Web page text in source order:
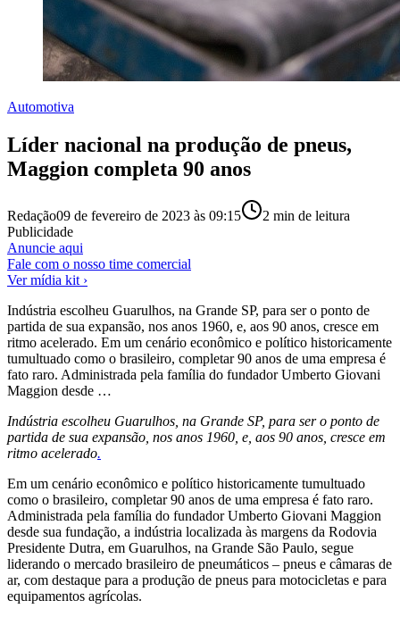
Automotiva
Líder nacional na produção de pneus,
Maggion completa 90 anos
Redação09 de fevereiro de 2023 às 09:15 2 min de leitura
Publicidade
Anuncie aqui
Fale com o nosso time comercial
Ver mídia kit ›
Indústria escolheu Guarulhos, na Grande SP, para ser o ponto de
partida de sua expansão, nos anos 1960, e, aos 90 anos, cresce em
ritmo acelerado. Em um cenário econômico e político historicamente
tumultuado como o brasileiro, completar 90 anos de uma empresa é
fato raro. Administrada pela família do fundador Umberto Giovani
Maggion desde …
Indústria escolheu Guarulhos, na Grande SP, para ser o ponto de
partida de sua expansão, nos anos 1960, e, aos 90 anos, cresce em
ritmo acelerado.
Em um cenário econômico e político historicamente tumultuado
como o brasileiro, completar 90 anos de uma empresa é fato raro.
Administrada pela família do fundador Umberto Giovani Maggion
desde sua fundação, a indústria localizada às margens da Rodovia
Presidente Dutra, em Guarulhos, na Grande São Paulo, segue
liderando o mercado brasileiro de pneumáticos – pneus e câmaras de
ar, com destaque para a produção de pneus para motocicletas e para
equipamentos agrícolas.